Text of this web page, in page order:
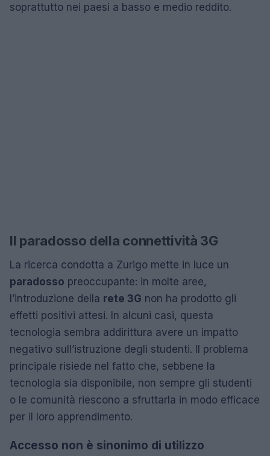
soprattutto nei paesi a basso e medio reddito.
Il paradosso della connettività 3G
La ricerca condotta a Zurigo mette in luce un
paradosso preoccupante: in molte aree,
l’introduzione della rete 3G non ha prodotto gli
effetti positivi attesi. In alcuni casi, questa
tecnologia sembra addirittura avere un impatto
negativo sull’istruzione degli studenti. Il problema
principale risiede nel fatto che, sebbene la
tecnologia sia disponibile, non sempre gli studenti
o le comunità riescono a sfruttarla in modo efficace
per il loro apprendimento.
Accesso non è sinonimo di utilizzo